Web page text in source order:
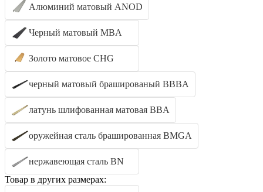
Алюминий матовый ANOD
Черный матовый MBA
Золото матовое CHG
черный матовый брашированый BBBA
латунь шлифованная матовая BBA
оружейная сталь брашированная BMGA
нержавеющая сталь BN
Товар в других размерах: